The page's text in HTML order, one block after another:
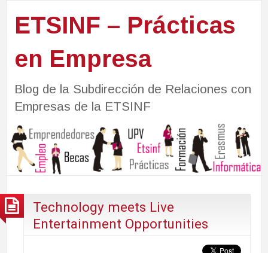
ETSINF – Prácticas
en Empresa
Blog de la Subdirección de Relaciones con
Empresas de la ETSINF
Technology meets Live
Entertainment Opportunities